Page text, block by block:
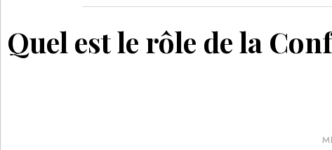
Quel est le rôle de la